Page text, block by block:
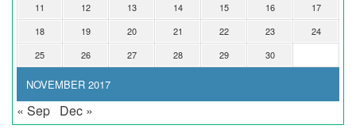
NOVEMBER 2017
11
12 13 14 15 16
17
18
19 20 21 22 23
24
25
26 27 28 29 30
« Sep Dec »